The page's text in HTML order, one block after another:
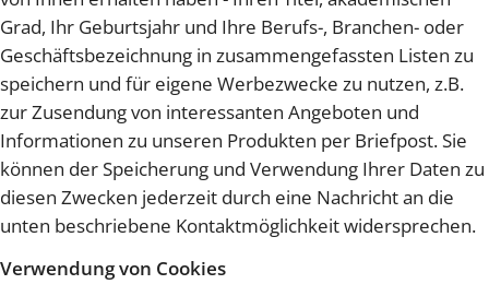
Grad, Ihr Geburtsjahr und Ihre Berufs-, Branchen- oder
Geschäftsbezeichnung in zusammengefassten Listen zu
speichern und für eigene Werbezwecke zu nutzen, z.B.
zur Zusendung von interessanten Angeboten und
Informationen zu unseren Produkten per Briefpost. Sie
können der Speicherung und Verwendung Ihrer Daten zu
diesen Zwecken jederzeit durch eine Nachricht an die
unten beschriebene Kontaktmöglichkeit widersprechen.
Verwendung von Cookies